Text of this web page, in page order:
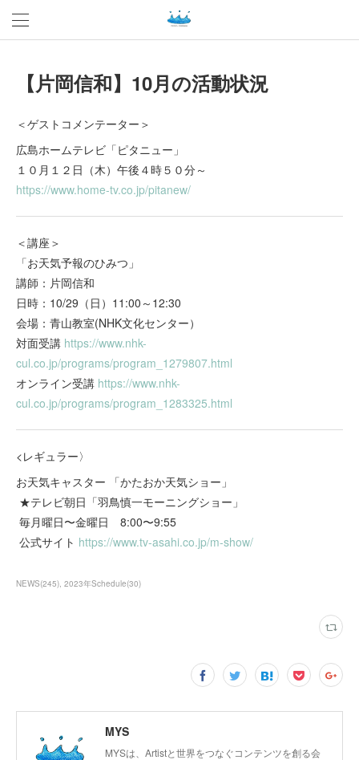
【片岡信和】10月の活動状況
＜ゲストコメンテーター＞
広島ホームテレビ「ピタニュー」
１０月１２日（木）午後４時５０分～
https://www.home-tv.co.jp/pitanew/
＜講座＞
「お天気予報のひみつ」
講師：片岡信和
日時：10/29（日）11:00～12:30
会場：青山教室(NHK文化センター）
対面受講 https://www.nhk-
cul.co.jp/programs/program_1279807.html
オンライン受講 https://www.nhk-
cul.co.jp/programs/program_1283325.html
<レギュラー〉
お天気キャスター 「かたおか天気ショー」
★テレビ朝日「羽鳥慎一モーニングショー」
毎月曜日〜金曜日 8:00〜9:55
公式サイト https://www.tv-asahi.co.jp/m-show/
NEWS(245) 2023年Schedule(30)
MYS
MYSは、Artistと世界をつなぐコンテンツを創る会